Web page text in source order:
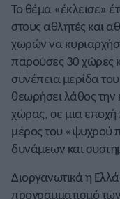
Το θέμα «έκλεισε»
στους αθλητές και
χωρών να
παρούσες 30 χώρες
συνέπεια μερίδα
θεωρήσει λάθος την
χώρας, σε μια
μέρος του «ψυχρού
δυνάμεων και
Διοργανωτικά η
προγραμματισμό